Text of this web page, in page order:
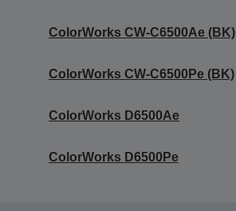
ColorWorks CW-C6500Ae (BK)
ColorWorks CW-C6500Pe (BK)
ColorWorks D6500Ae
ColorWorks D6500Pe